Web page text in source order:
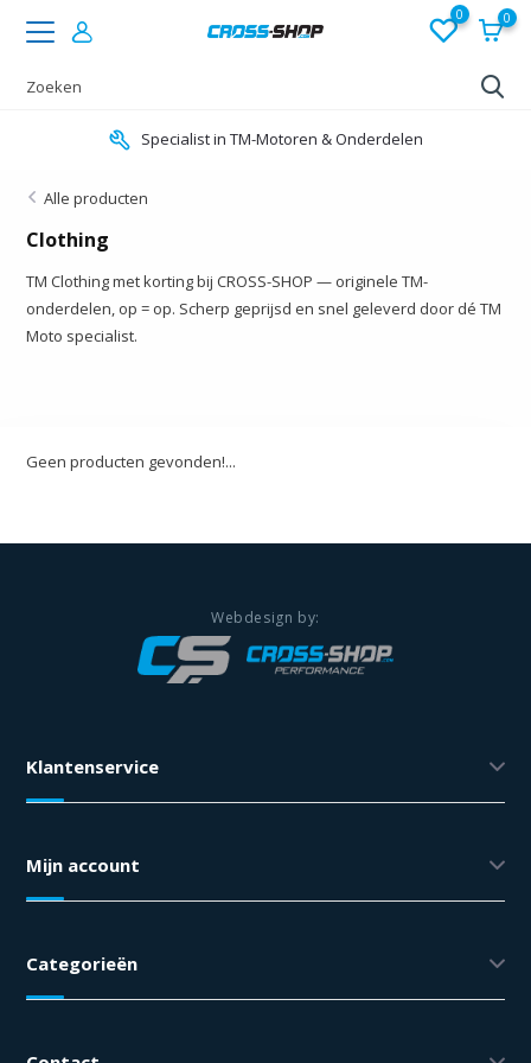
0 0
Specialist in TM-Motoren & Onderdelen
Alle producten
Clothing
TM Clothing met korting bij CROSS-SHOP — originele TM-
onderdelen, op = op. Scherp geprijsd en snel geleverd door dé TM
Moto specialist.
Geen producten gevonden!...
Klantenservice
Mijn account
Categorieën